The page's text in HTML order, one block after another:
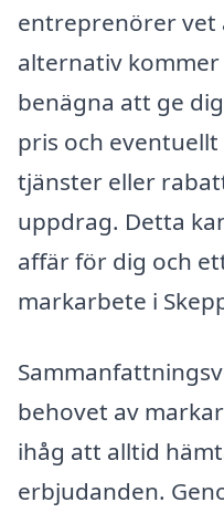
entreprenörer
alternativ
benägna att ge
pris och
tjänster eller
uppdrag. Detta
affär för dig och
markarbete i
behovet av
ihåg att alltid
erbjudanden.